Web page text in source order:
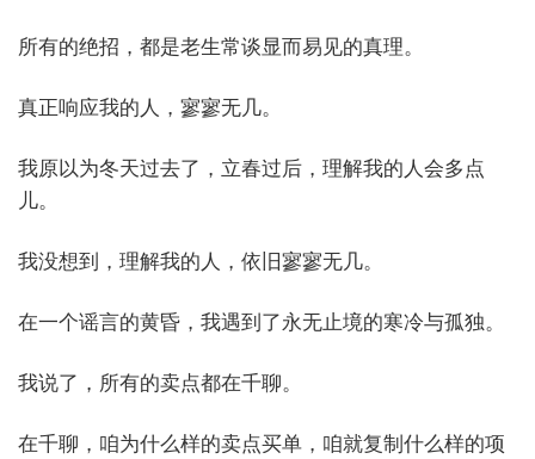
所有的绝招，都是老生常谈显而易见的真理。
真正响应我的人，寥寥无几。
我原以为冬天过去了，立春过后，理解我的人会多点
儿。
我没想到，理解我的人，依旧寥寥无几。
在一个谣言的黄昏，我遇到了永无止境的寒冷与孤独。
我说了，所有的卖点都在千聊。
在千聊，咱为什么样的卖点买单，咱就复制什么样的项